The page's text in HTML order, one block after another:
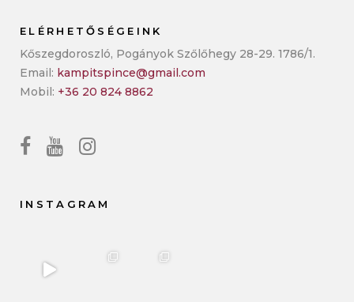
ELÉRHETŐSÉGEINK
Kőszegdoroszló, Pogányok Szőlőhegy 28-29. 1786/1.
Email: kampitspince@gmail.com
Mobil: +36 20 824 8862
INSTAGRAM